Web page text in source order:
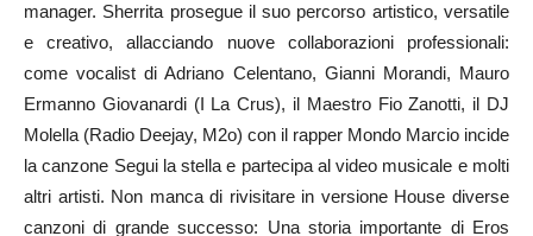
manager. Sherrita prosegue il suo percorso artistico, versatile
e creativo, allacciando nuove collaborazioni professionali:
come vocalist di Adriano Celentano, Gianni Morandi, Mauro
Ermanno Giovanardi (I La Crus), il Maestro Fio Zanotti, il DJ
Molella (Radio Deejay, M2o) con il rapper Mondo Marcio incide
la canzone Segui la stella e partecipa al video musicale e molti
altri artisti. Non manca di rivisitare in versione House diverse
canzoni di grande successo: Una storia importante di Eros